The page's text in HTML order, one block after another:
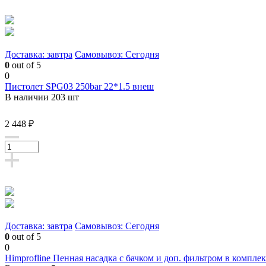
Доставка: завтра Самовывоз: Сегодня
0 out of 5
0
Пистолет SPG03 250bar 22*1.5 внеш
В наличии 203 шт
2 448 ₽
Доставка: завтра Самовывоз: Сегодня
0 out of 5
0
Himprofline Пенная насадка с бачком и доп. фильтром в